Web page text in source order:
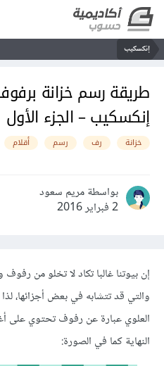
إنكسكيب
طريقة رسم خزانة
إنكسكيب – الجزء الأول
خزانة رف رسم أقلام
بواسطة مريم سعود
2 فبراير 2016
إن بيوتنا غالبا تكاد لا تخلو من
والتي قد تتشابه في بعض أجزائها،
العلوي عبارة عن رفوف تحتوي على
النهاية كما في الصورة: